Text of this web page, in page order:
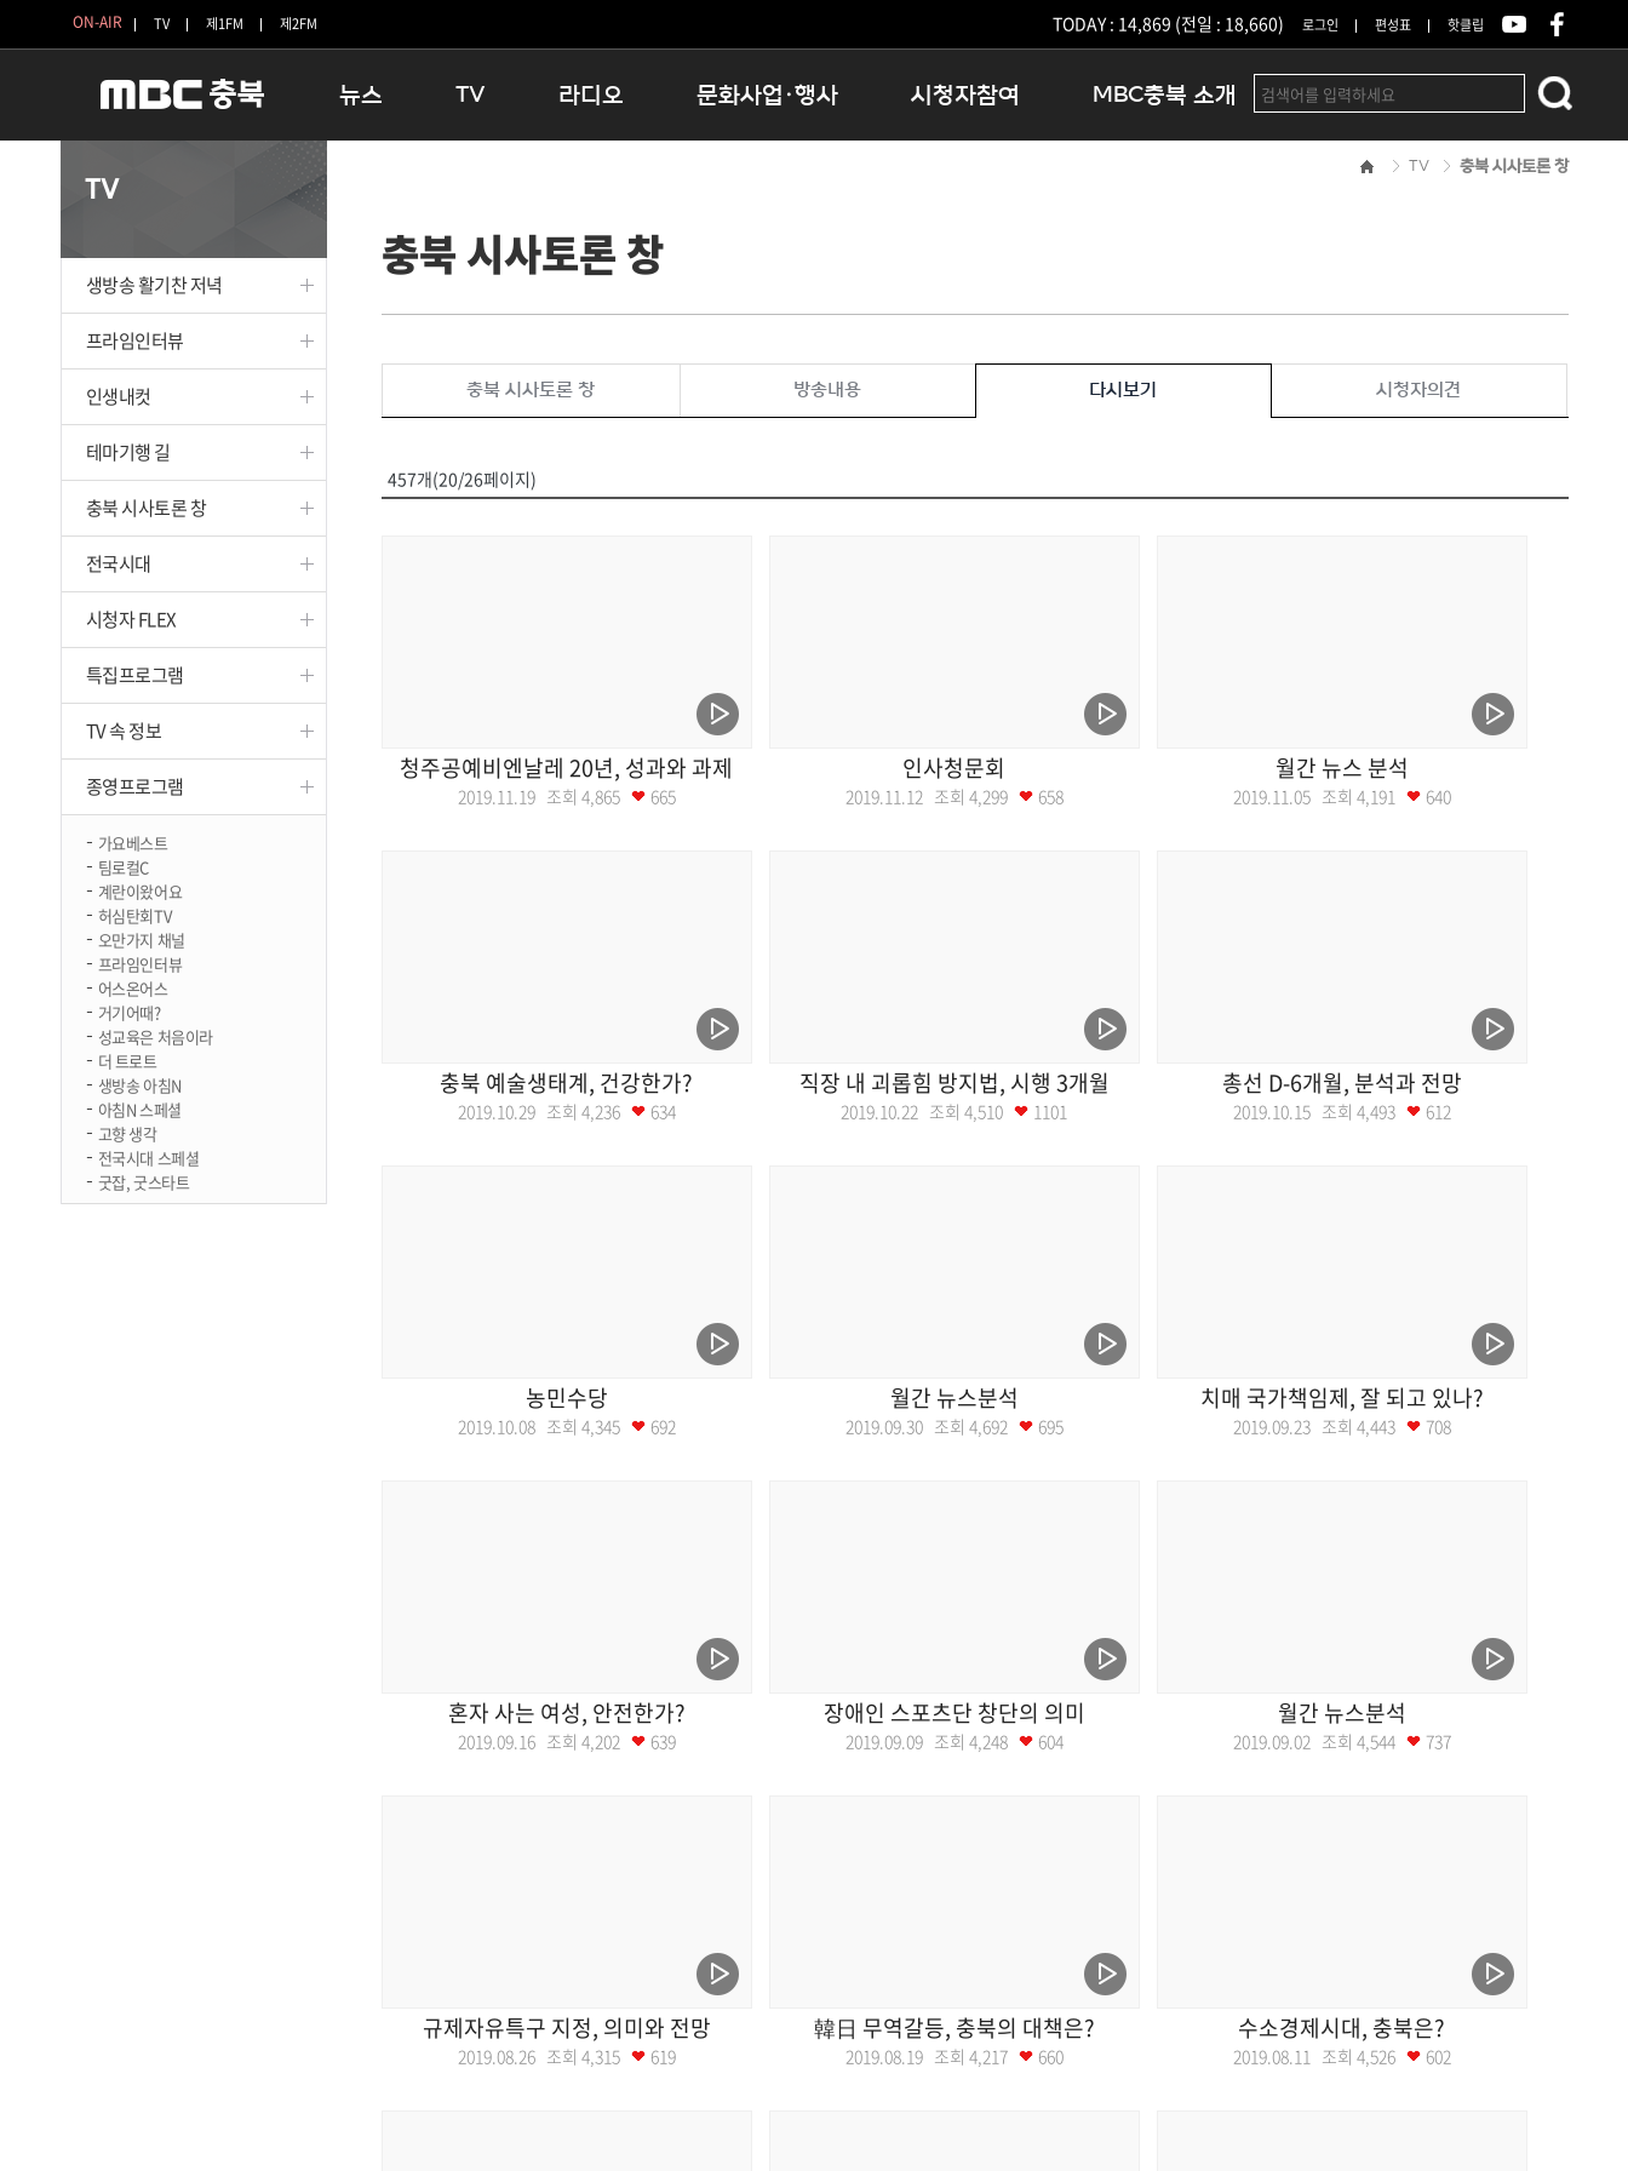
ON-AIR TV 제1FM 제2FM TODAY : 14,869 (전일 : 18,660) 로그인 편성표 핫클립
뉴스
보은
옥천
TV
인생내컷
테마기행 길
시청자 FLEX
특집프로그램
라디오
16:00 완벽한 하루
우리 고향, 부탁해!
문화사업·행사
충청북도 음식문화페스타
청원생명쌀 대청호마라톤
문화행사 아카이빙
시청자참여 MBC충북 소개
오시는길
결산공고
TV
생방송 활기찬 저녁
프라임인터뷰
인생내컷
테마기행 길
충북 시사토론 창
전국시대
시청자 FLEX
특집프로그램
TV 속 정보
종영프로그램
가요베스트
팀로컬C
계란이왔어요
허심탄회TV
오만가지 채널
프라임인터뷰
어스온어스
거기어때?
성교육은 처음이라
더 트로트
생방송 아침N
아침N 스페셜
고향 생각
전국시대 스페셜
굿잡, 굿스타트
TV 충북 시사토론 창
충북 시사토론 창
충북 시사토론 창 방송내용 다시보기 시청자의견
457개(20/26페이지)
청주공예비엔날레 20년, 성과와 과제
2019.11.19 조회 4,865 665
인사청문회
2019.11.12 조회 4,299 658
월간 뉴스 분석
2019.11.05 조회 4,191 640
충북 예술생태계, 건강한가?
2019.10.29 조회 4,236 634
직장 내 괴롭힘 방지법, 시행 3개월
2019.10.22 조회 4,510 1101
총선 D-6개월, 분석과 전망
2019.10.15 조회 4,493 612
농민수당
2019.10.08 조회 4,345 692
월간 뉴스분석
2019.09.30 조회 4,692 695
치매 국가책임제, 잘 되고 있나?
2019.09.23 조회 4,443 708
혼자 사는 여성, 안전한가?
2019.09.16 조회 4,202 639
장애인 스포츠단 창단의 의미
2019.09.09 조회 4,248 604
월간 뉴스분석
2019.09.02 조회 4,544 737
규제자유특구 지정, 의미와 전망
2019.08.26 조회 4,315 619
韓日 무역갈등, 충북의 대책은?
2019.08.19 조회 4,217 660
수소경제시대, 충북은?
2019.08.11 조회 4,526 602